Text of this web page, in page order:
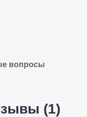
вопросы
(1)